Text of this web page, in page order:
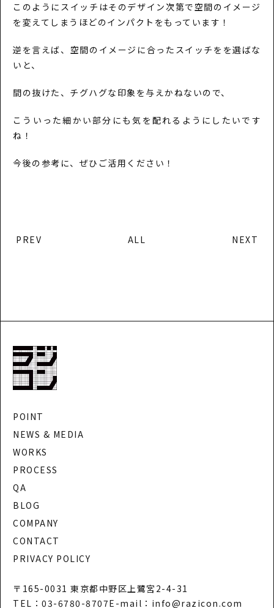
このようにスイッチはそのデザイン次第で空間のイメージ
を変えてしまうほどのインパクトをもっています！
逆を言えば、空間のイメージに合ったスイッチをを選ばな
いと、
間の抜けた、チグハグな印象を与えかねないので、
こういった細かい部分にも気を配れるようにしたいです
ね！
今後の参考に、ぜひご活用ください！
PREV ALL NEXT
POINT
NEWS & MEDIA
WORKS
PROCESS
QA
BLOG
COMPANY
CONTACT
PRIVACY POLICY
〒165-0031 東京都中野区上鷺宮2-4-31
TEL：03-6780-8707E-mail：info@razicon.com